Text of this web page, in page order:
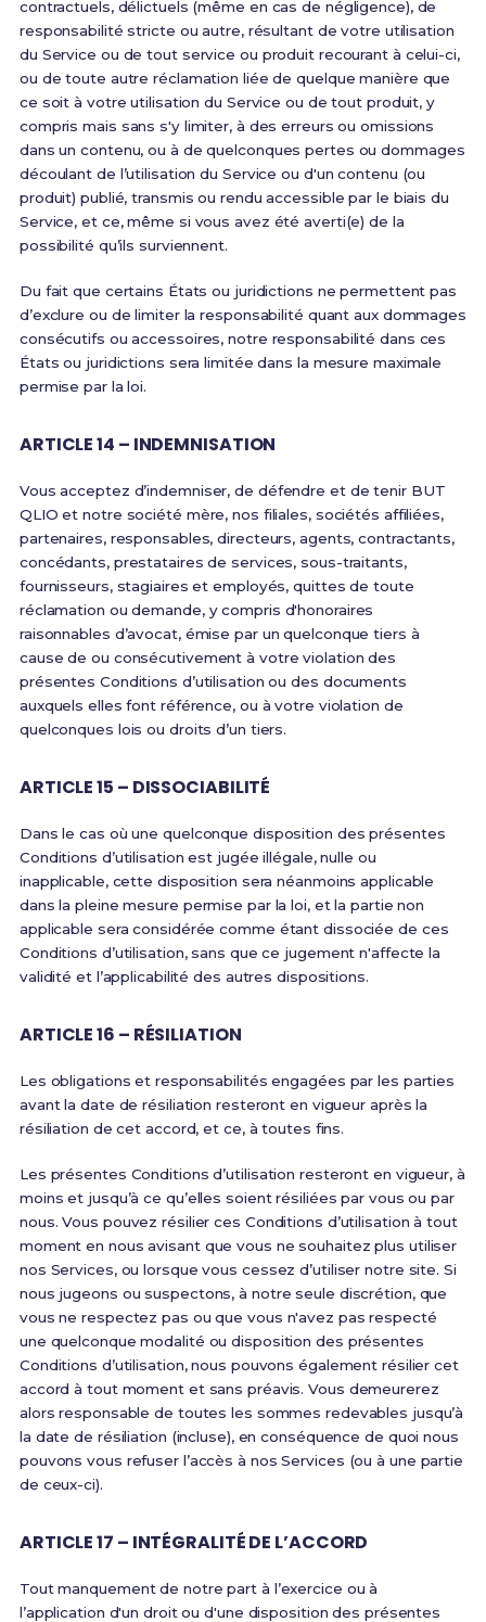
contractuels, délictuels (même en cas de négligence), de
responsabilité stricte ou autre, résultant de votre utilisation
du Service ou de tout service ou produit recourant à celui-ci,
ou de toute autre réclamation liée de quelque manière que
ce soit à votre utilisation du Service ou de tout produit, y
compris mais sans s'y limiter, à des erreurs ou omissions
dans un contenu, ou à de quelconques pertes ou dommages
découlant de l’utilisation du Service ou d'un contenu (ou
produit) publié, transmis ou rendu accessible par le biais du
Service, et ce, même si vous avez été averti(e) de la
possibilité qu’ils surviennent.
Du fait que certains États ou juridictions ne permettent pas
d’exclure ou de limiter la responsabilité quant aux dommages
consécutifs ou accessoires, notre responsabilité dans ces
États ou juridictions sera limitée dans la mesure maximale
permise par la loi.
ARTICLE 14 – INDEMNISATION
Vous acceptez d’indemniser, de défendre et de tenir BUT
QLIO et notre société mère, nos filiales, sociétés affiliées,
partenaires, responsables, directeurs, agents, contractants,
concédants, prestataires de services, sous-traitants,
fournisseurs, stagiaires et employés, quittes de toute
réclamation ou demande, y compris d'honoraires
raisonnables d’avocat, émise par un quelconque tiers à
cause de ou consécutivement à votre violation des
présentes Conditions d’utilisation ou des documents
auxquels elles font référence, ou à votre violation de
quelconques lois ou droits d’un tiers.
ARTICLE 15 – DISSOCIABILITÉ
Dans le cas où une quelconque disposition des présentes
Conditions d’utilisation est jugée illégale, nulle ou
inapplicable, cette disposition sera néanmoins applicable
dans la pleine mesure permise par la loi, et la partie non
applicable sera considérée comme étant dissociée de ces
Conditions d’utilisation, sans que ce jugement n'affecte la
validité et l’applicabilité des autres dispositions.
ARTICLE 16 – RÉSILIATION
Les obligations et responsabilités engagées par les parties
avant la date de résiliation resteront en vigueur après la
résiliation de cet accord, et ce, à toutes fins.
Les présentes Conditions d’utilisation resteront en vigueur, à
moins et jusqu’à ce qu’elles soient résiliées par vous ou par
nous. Vous pouvez résilier ces Conditions d’utilisation à tout
moment en nous avisant que vous ne souhaitez plus utiliser
nos Services, ou lorsque vous cessez d’utiliser notre site. Si
nous jugeons ou suspectons, à notre seule discrétion, que
vous ne respectez pas ou que vous n'avez pas respecté
une quelconque modalité ou disposition des présentes
Conditions d’utilisation, nous pouvons également résilier cet
accord à tout moment et sans préavis. Vous demeurerez
alors responsable de toutes les sommes redevables jusqu’à
la date de résiliation (incluse), en conséquence de quoi nous
pouvons vous refuser l’accès à nos Services (ou à une partie
de ceux-ci).
ARTICLE 17 – INTÉGRALITÉ DE L’ACCORD
Tout manquement de notre part à l’exercice ou à
l’application d'un droit ou d'une disposition des présentes